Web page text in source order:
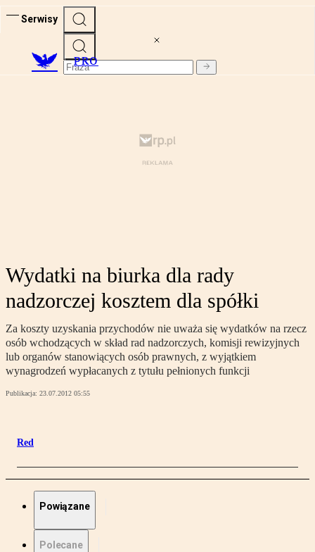
Serwisy
PRO
Wydatki na biurka dla rady
nadzorczej kosztem dla spółki
Za koszty uzyskania przychodów nie uważa się wydatków na rzecz
osób wchodzących w skład rad nadzorczych, komisji rewizyjnych
lub organów stanowiących osób prawnych, z wyjątkiem
wynagrodzeń wypłacanych z tytułu pełnionych funkcji
Publikacja: 23.07.2012 05:55
Red
Powiązane
Polecane